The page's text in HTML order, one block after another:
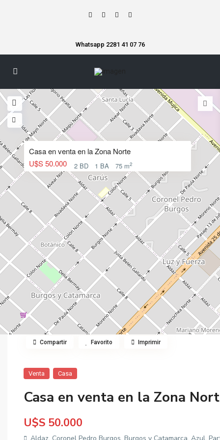
Whatsapp 2281 41 07 76
Casa en venta en la Zona Norte
U$S 50.000
2 BD 1 BA 75 m2
Venta Casa
Casa en venta en la Zona
U$S 50.000
Compartir Favorito Imprimir